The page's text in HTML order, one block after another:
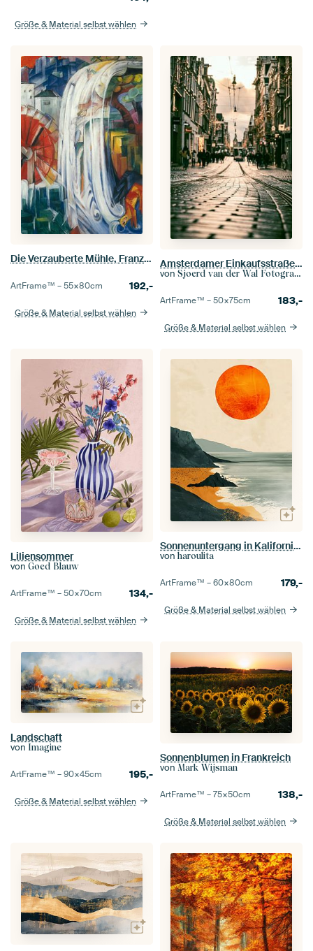
Größe & Material selbst wählen
Die Verzauberte Mühle, Franz Marc
ArtFrame™ –55×80cm 192,-
Größe & Material selbst wählen
Amsterdamer Einkaufsstraße Leidsestraat an einem düsteren Wintertag
von Sjoerd van der Wal Fotografie
ArtFrame™ –50×75cm 183,-
Größe & Material selbst wählen
Liliensommer
von Goed Blauw
ArtFrame™ –50×70cm 134,-
Größe & Material selbst wählen
Sonnenuntergang in Kalifornien
von haroulita
ArtFrame™ –60×80cm 179,-
Größe & Material selbst wählen
Landschaft
von Imagine
ArtFrame™ –90×45cm 195,-
Größe & Material selbst wählen
Sonnenblumen in Frankreich
von Mark Wijsman
ArtFrame™ –75×50cm 138,-
Größe & Material selbst wählen